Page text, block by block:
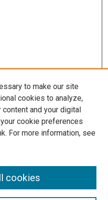
to make our site
cookies to analyze,
and your digital
cookie preferences
For more information, see
cookies